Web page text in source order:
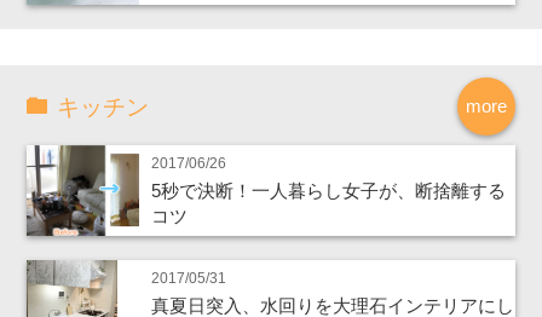
more
キッチン
2017/06/26
5秒で決断！一人暮らし女子が、断捨離する
コツ
2017/05/31
真夏日突入、水回りを大理石インテリアにし